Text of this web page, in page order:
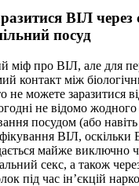
ВІЛ через
посуд
міф про ВІЛ, але для
контакт між
можете заразитися
не відомо
посудом (або
ВІЛ,
майже виключно
секс, а також
під час ін’єкцій